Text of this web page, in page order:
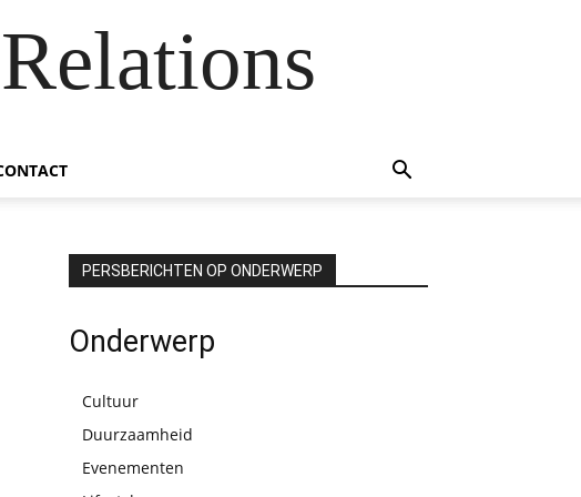
PERSBERICHTEN OP ONDERWERP
Onderwerp
Cultuur
Duurzaamheid
Evenementen